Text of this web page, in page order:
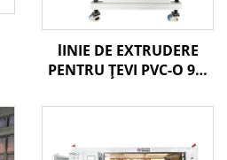
lINIE DE EXTRUDERE
PENTRU ȚEVI PVC-O 90-